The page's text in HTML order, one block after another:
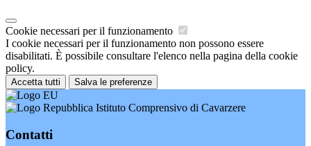
Cookie necessari per il funzionamento
I cookie necessari per il funzionamento non possono essere
disabilitati. È possibile consultare l'elenco nella pagina della cookie
policy.
Accetta tutti Salva le preferenze
Istituto Comprensivo di Cavarzere
Contatti